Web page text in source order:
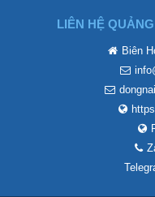
LIÊN HỆ
Biên